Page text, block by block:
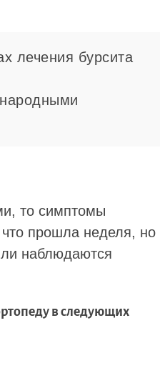
лечения бурсита
то симптомы
что прошла неделя, но
наблюдаются
в следующих